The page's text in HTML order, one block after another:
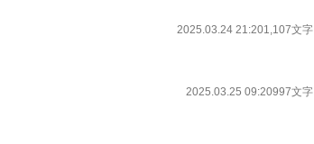
2025.03.24 21:201,107文字
2025.03.25 09:20997文字